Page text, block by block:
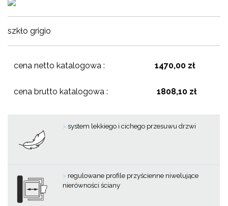
szkło grigio
cena netto katalogowa : 1470,00 zł
cena brutto katalogowa : 1808,10 zł
>system lekkiego i cichego przesuwu drzwi
> regulowane profile przyścienne niwelujące
nierówności ściany